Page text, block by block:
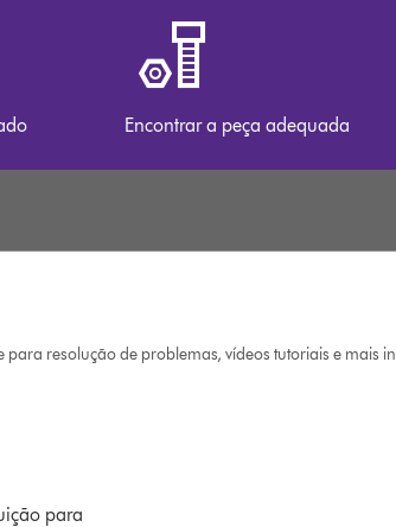
Encontrar a peça adequada
para resolução de problemas, vídeos tutoriais e mais
para